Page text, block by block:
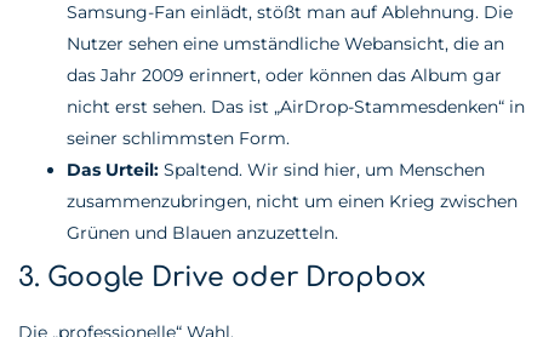
Samsung-Fan einlädt, stößt man auf Ablehnung. Die
Nutzer sehen eine umständliche Webansicht, die an
das Jahr 2009 erinnert, oder können das Album gar
nicht erst sehen. Das ist „AirDrop-Stammesdenken“ in
seiner schlimmsten Form.
Das Urteil: Spaltend. Wir sind hier, um Menschen
zusammenzubringen, nicht um einen Krieg zwischen
Grünen und Blauen anzuzetteln.
3. Google Drive oder Dropbox
Die „professionelle“ Wahl.